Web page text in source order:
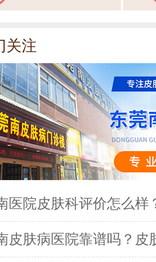
关注
医院皮肤科评价怎么样
皮肤病医院靠谱吗？皮